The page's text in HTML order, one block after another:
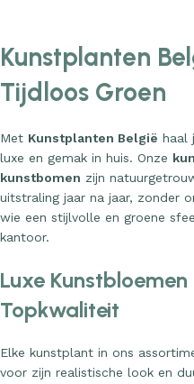
Kunstplanten
Tijdloos Groen
Met Kunstplanten België haal
luxe en gemak in huis. Onze
kunstbomen zijn
uitstraling jaar na jaar, zonder
wie een stijlvolle en groene
kantoor.
Luxe
Topkwaliteit
Elke kunstplant in ons
voor zijn realistische look en